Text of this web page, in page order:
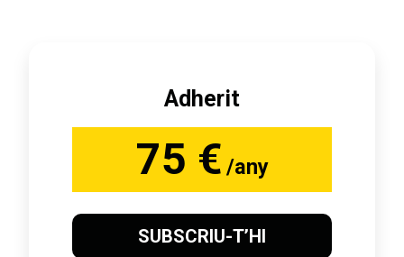
Adherit
75 € /any
SUBSCRIU-T’HI